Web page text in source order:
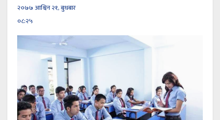
२०७७ आश्विन २१, बुधबार
०८:२५